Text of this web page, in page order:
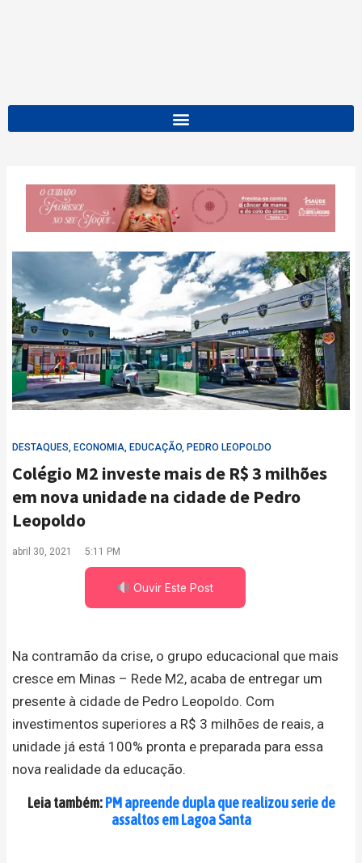
DESTAQUES, ECONOMIA, EDUCAÇÃO, PEDRO LEOPOLDO
Colégio M2 investe mais de R$ 3 milhões
em nova unidade na cidade de Pedro
Leopoldo
abril 30, 2021 5:11 PM
Ouvir Este Post
Na contramão da crise, o grupo educacional que mais
cresce em Minas – Rede M2, acaba de entregar um
presente à cidade de Pedro Leopoldo. Com
investimentos superiores a R$ 3 milhões de reais, a
unidade já está 100% pronta e preparada para essa
nova realidade da educação.
Leia também:PM apreende dupla que realizou serie de
assaltos em Lagoa Santa